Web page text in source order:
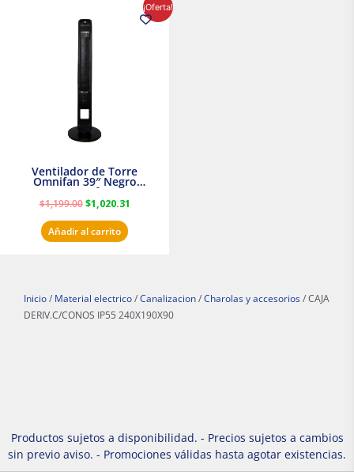
¡Oferta!
Ventilador de Torre
Omnifan 39″ Negro
Masterfan
$1,199.00
original
era:
$1,020.31
precio
actual
Añadir al carrito
Inicio / Material electrico / Canalizacion / Charolas y accesorios / CAJA
DERIV.C/CONOS IP55 240X190X90
Productos sujetos a disponibilidad. - Precios sujetos a cambios
sin previo aviso. - Promociones válidas hasta agotar existencias.